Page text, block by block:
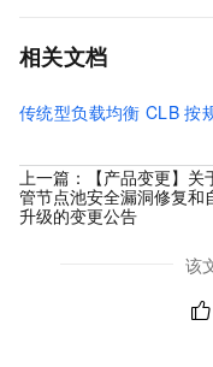
相关文档
传统型负载均衡 CLB 按
上一篇：
【产品变更】关
管节点池安全漏洞修复和
升级的变更公告
该